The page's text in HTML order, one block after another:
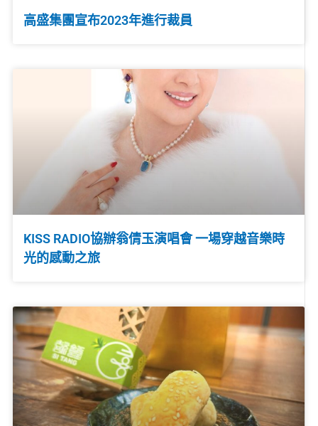
高盛集團宣布2023年進行裁員
KISS RADIO協辦翁倩玉演唱會 一場穿越音樂時
光的感動之旅